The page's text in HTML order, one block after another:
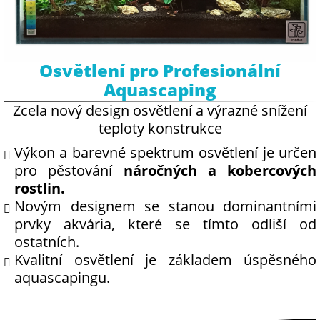
Osvětlení pro Profesionální
Aquascaping
Zcela nový design osvětlení a výrazné snížení
teploty konstrukce
Výkon a barevné spektrum osvětlení je určen
pro pěstování náročných a kobercových
rostlin.
Novým designem se stanou dominantními
prvky akvária, které se tímto odliší od
ostatních.
Kvalitní osvětlení je základem úspěsného
aquascapingu.